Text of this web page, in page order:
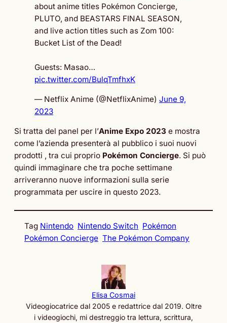
about anime titles Pokémon Concierge,
PLUTO, and BEASTARS FINAL SEASON,
and live action titles such as Zom 100:
Bucket List of the Dead!
Guests: Masao…
pic.twitter.com/BulqTmfhxK
— Netflix Anime (@NetflixAnime) June 9,
2023
Si tratta del panel per l’Anime Expo 2023 e mostra
come l’azienda presenterà al pubblico i suoi nuovi
prodotti , tra cui proprio Pokémon Concierge. Si può
quindi immaginare che tra poche settimane
arriveranno nuove informazioni sulla serie
programmata per uscire in questo 2023.
Tag Nintendo Nintendo Switch Pokémon
Pokémon Concierge The Pokémon Company
Elisa Cosmai
Videogiocatrice dal 2005 e redattrice dal 2019. Oltre
i videogiochi, mi destreggio tra lettura, scrittura,